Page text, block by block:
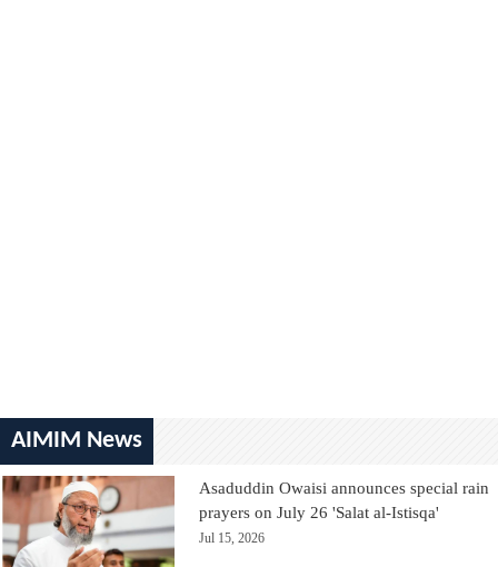
AIMIM News
Asaduddin Owaisi announces special rain
prayers on July 26 'Salat al-Istisqa'
Jul 15, 2026